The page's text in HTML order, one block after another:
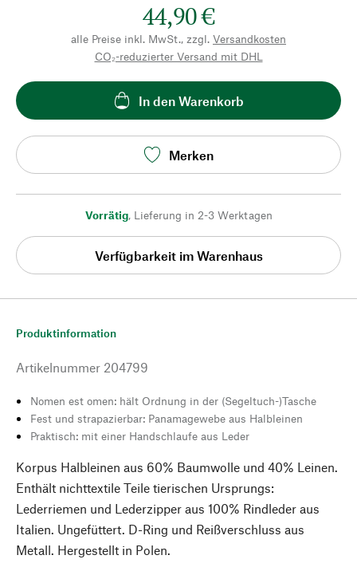
44,90 €
alle Preise inkl. MwSt., zzgl. Versandkosten
CO₂-reduzierter Versand mit DHL
In den Warenkorb
Merken
Vorrätig, Lieferung in 2-3 Werktagen
Verfügbarkeit im Warenhaus
Produktinformation
Artikelnummer 204799
Nomen est omen: hält Ordnung in der (Segeltuch-)Tasche
Fest und strapazierbar: Panamagewebe aus Halbleinen
Praktisch: mit einer Handschlaufe aus Leder
Korpus Halbleinen aus 60% Baumwolle und 40% Leinen.
Enthält nichttextile Teile tierischen Ursprungs:
Lederriemen und Lederzipper aus 100% Rindleder aus
Italien. Ungefüttert. D-Ring und Reißverschluss aus
Metall. Hergestellt in Polen.